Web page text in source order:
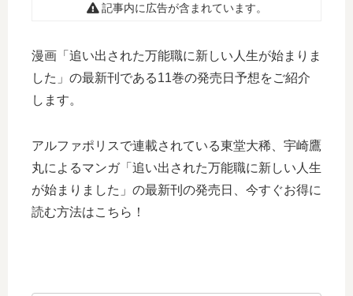
記事内に広告が含まれています。
漫画「追い出された万能職に新しい人生が始まりま
した」の最新刊である11巻の発売日予想をご紹介
します。
アルファポリスで連載されている東堂大稀、宇崎鷹
丸によるマンガ「追い出された万能職に新しい人生
が始まりました」の最新刊の発売日、今すぐお得に
読む方法はこちら！